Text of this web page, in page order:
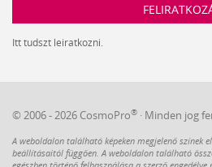
Itt tudszt leiratkozni.
© 2006 - 2026 CosmoPro® · Minden jog
A weboldalon található képeken megjelenő színek
beállításaitól függően. A weboldalon található